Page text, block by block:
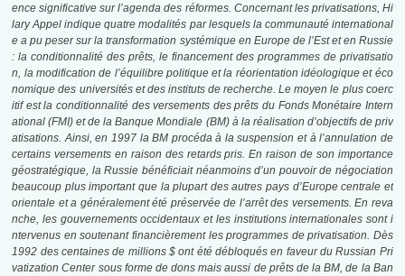
ence significative sur l’agenda des réformes. Concernant les privatisations, Hi
lary Appel indique quatre modalités par lesquels la communauté international
e a pu peser sur la transformation systémique en Europe de l’Est et en Russie
: la conditionnalité des prêts, le financement des programmes de privatisatio
n, la modification de l’équilibre politique et la réorientation idéologique et éco
nomique des universités et des instituts de recherche. Le moyen le plus coerc
itif est la conditionnalité des versements des prêts du Fonds Monétaire Intern
ational (FMI) et de la Banque Mondiale (BM) à la réalisation d’objectifs de priv
atisations. Ainsi, en 1997 la BM procéda à la suspension et à l’annulation de
certains versements en raison des retards pris. En raison de son importance
géostratégique, la Russie bénéficiait néanmoins d’un pouvoir de négociation
beaucoup plus important que la plupart des autres pays d’Europe centrale et
orientale et a généralement été préservée de l’arrêt des versements. En reva
nche, les gouvernements occidentaux et les institutions internationales sont i
ntervenus en soutenant financièrement les programmes de privatisation. Dès
1992 des centaines de millions $ ont été débloqués en faveur du Russian Pri
vatization Center sous forme de dons mais aussi de prêts de la BM, de la Ban